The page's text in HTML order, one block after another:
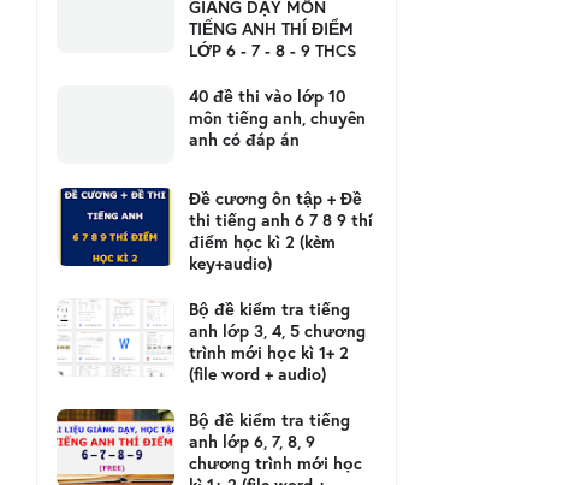
GIẢNG DẠY MÔN
TIẾNG ANH THÍ ĐIỂM
LỚP 6 - 7 - 8 - 9 THCS
40 đề thi vào lớp 10
môn tiếng anh, chuyên
anh có đáp án
Đề cương ôn tập + Đề
thi tiếng anh 6 7 8 9 thí
điểm học kì 2 (kèm
key+audio)
Bộ đề kiểm tra tiếng
anh lớp 3, 4, 5 chương
trình mới học kì 1+ 2
(file word + audio)
Bộ đề kiểm tra tiếng
anh lớp 6, 7, 8, 9
chương trình mới học